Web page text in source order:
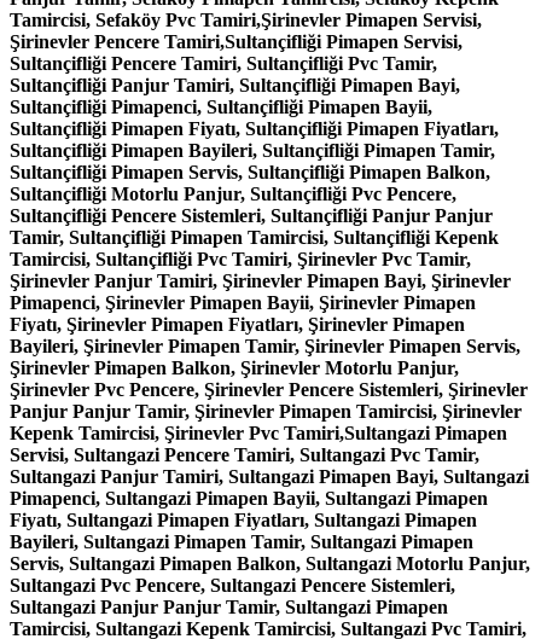
Tamircisi, Sefaköy Pvc Tamiri,Şirinevler Pimapen Servisi,
Şirinevler Pencere Tamiri,Sultançifliği Pimapen Servisi,
Sultançifliği Pencere Tamiri, Sultançifliği Pvc Tamir,
Sultançifliği Panjur Tamiri, Sultançifliği Pimapen Bayi,
Sultançifliği Pimapenci, Sultançifliği Pimapen Bayii,
Sultançifliği Pimapen Fiyatı, Sultançifliği Pimapen Fiyatları,
Sultançifliği Pimapen Bayileri, Sultançifliği Pimapen Tamir,
Sultançifliği Pimapen Servis, Sultançifliği Pimapen Balkon,
Sultançifliği Motorlu Panjur, Sultançifliği Pvc Pencere,
Sultançifliği Pencere Sistemleri, Sultançifliği Panjur Panjur
Tamir, Sultançifliği Pimapen Tamircisi, Sultançifliği Kepenk
Tamircisi, Sultançifliği Pvc Tamiri, Şirinevler Pvc Tamir,
Şirinevler Panjur Tamiri, Şirinevler Pimapen Bayi, Şirinevler
Pimapenci, Şirinevler Pimapen Bayii, Şirinevler Pimapen
Fiyatı, Şirinevler Pimapen Fiyatları, Şirinevler Pimapen
Bayileri, Şirinevler Pimapen Tamir, Şirinevler Pimapen Servis,
Şirinevler Pimapen Balkon, Şirinevler Motorlu Panjur,
Şirinevler Pvc Pencere, Şirinevler Pencere Sistemleri, Şirinevler
Panjur Panjur Tamir, Şirinevler Pimapen Tamircisi, Şirinevler
Kepenk Tamircisi, Şirinevler Pvc Tamiri,Sultangazi Pimapen
Servisi, Sultangazi Pencere Tamiri, Sultangazi Pvc Tamir,
Sultangazi Panjur Tamiri, Sultangazi Pimapen Bayi, Sultangazi
Pimapenci, Sultangazi Pimapen Bayii, Sultangazi Pimapen
Fiyatı, Sultangazi Pimapen Fiyatları, Sultangazi Pimapen
Bayileri, Sultangazi Pimapen Tamir, Sultangazi Pimapen
Servis, Sultangazi Pimapen Balkon, Sultangazi Motorlu Panjur,
Sultangazi Pvc Pencere, Sultangazi Pencere Sistemleri,
Sultangazi Panjur Panjur Tamir, Sultangazi Pimapen
Tamircisi, Sultangazi Kepenk Tamircisi, Sultangazi Pvc Tamiri,